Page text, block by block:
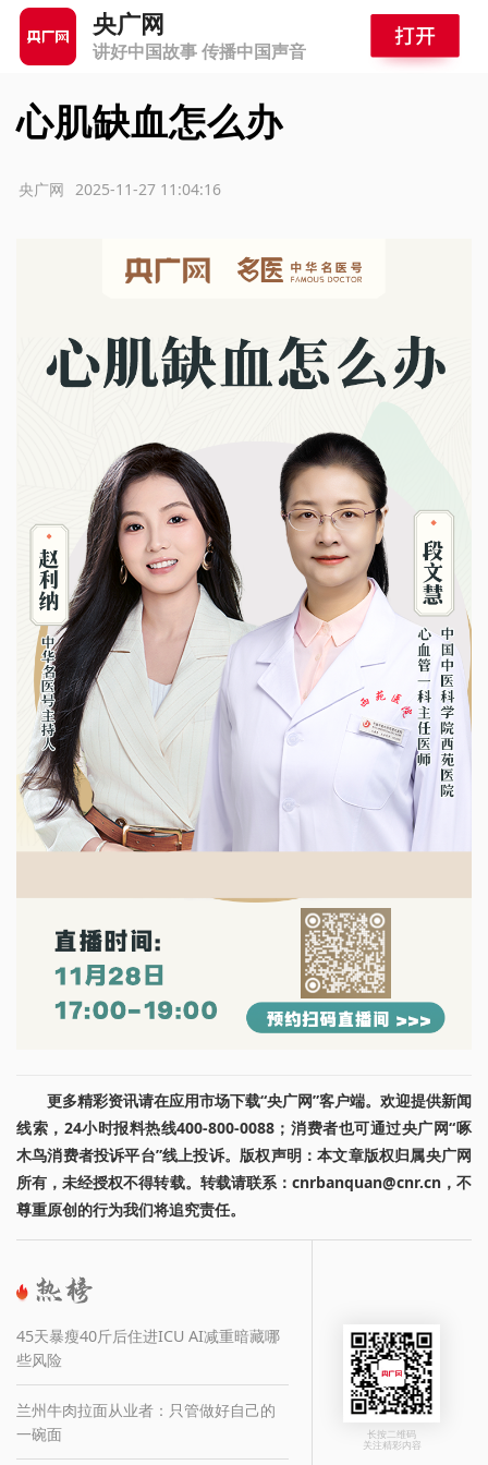
央广网
讲好中国故事 传播中国声音
心肌缺血怎么办
2025-11-27 11:04:16
央广网
更多精彩资讯请在应用市场下载“央广网”客户端。欢迎提供新闻
线索，24小时报料热线400-800-0088；消费者也可通过央广网“啄
木鸟消费者投诉平台”线上投诉。版权声明：本文章版权归属央广网
所有，未经授权不得转载。转载请联系：cnrbanquan@cnr.cn，不
尊重原创的行为我们将追究责任。
45天暴瘦40斤后住进ICU AI减重暗藏哪
些风险
兰州牛肉拉面从业者：只管做好自己的
一碗面
长按二维码
关注精彩内容